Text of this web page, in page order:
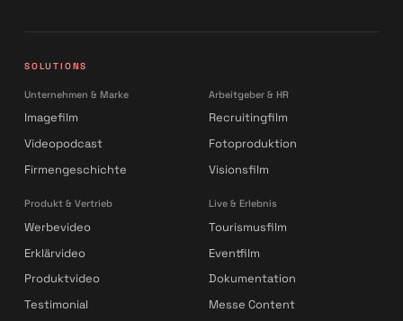
SOLUTIONS
Unternehmen & Marke
Imagefilm
Videopodcast
Firmengeschichte
Produkt & Vertrieb
Werbevideo
Erklärvideo
Produktvideo
Testimonial
Arbeitgeber & HR
Recruitingfilm
Fotoproduktion
Visionsfilm
Live & Erlebnis
Tourismusfilm
Eventfilm
Dokumentation
Messe Content